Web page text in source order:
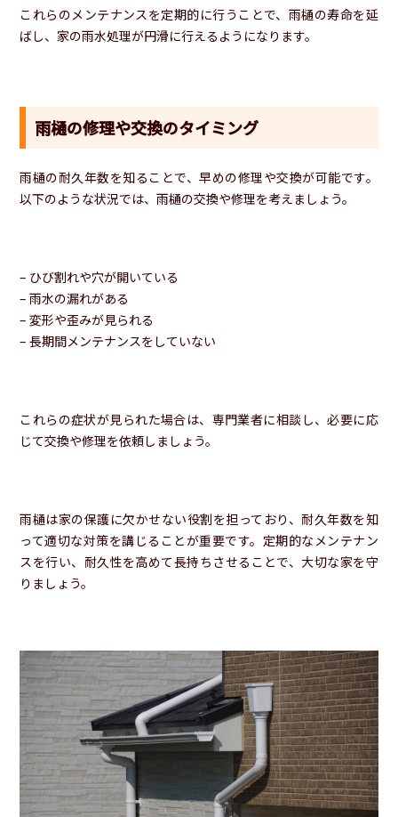
これらのメンテナンスを定期的に行うことで、雨樋の寿命を延
ばし、家の雨水処理が円滑に行えるようになります。
雨樋の修理や交換のタイミング
雨樋の耐久年数を知ることで、早めの修理や交換が可能です。
以下のような状況では、雨樋の交換や修理を考えましょう。
– ひび割れや穴が開いている
– 雨水の漏れがある
– 変形や歪みが見られる
– 長期間メンテナンスをしていない
これらの症状が見られた場合は、専門業者に相談し、必要に応
じて交換や修理を依頼しましょう。
雨樋は家の保護に欠かせない役割を担っており、耐久年数を知
って適切な対策を講じることが重要です。定期的なメンテナン
スを行い、耐久性を高めて長持ちさせることで、大切な家を守
りましょう。